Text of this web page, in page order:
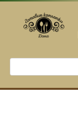
контенту